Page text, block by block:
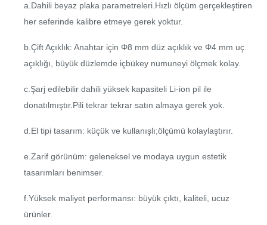
a.Dahili beyaz plaka parametreleri.Hızlı ölçüm gerçekleştiren
her seferinde kalibre etmeye gerek yoktur.
b.Çift Açıklık: Anahtar için Φ8 mm düz açıklık ve Φ4 mm uç
açıklığı, büyük düzlemde içbükey numuneyi ölçmek kolay.
c.Şarj edilebilir dahili yüksek kapasiteli Li-ion pil ile
donatılmıştır.Pili tekrar tekrar satın almaya gerek yok.
d.El tipi tasarım: küçük ve kullanışlı;ölçümü kolaylaştırır.
e.Zarif görünüm: geleneksel ve modaya uygun estetik
tasarımları benimser.
f.Yüksek maliyet performansı: büyük çıktı, kaliteli, ucuz
ürünler.